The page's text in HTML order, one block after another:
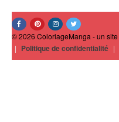
© 2026 ColoriageManga - un
| Politique de confidentialité |